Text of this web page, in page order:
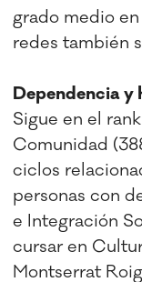
grado medio
redes también
Dependencia y
Sigue en el
Comunidad
ciclos
personas con
e Integración
cursar en
Montserrat